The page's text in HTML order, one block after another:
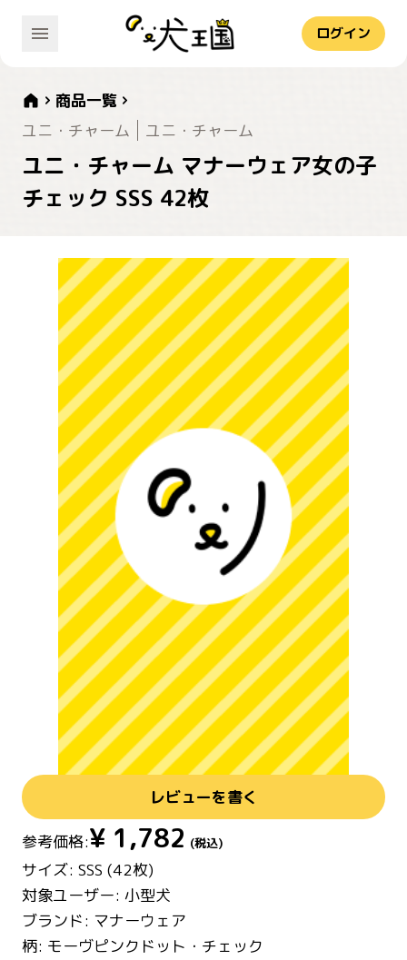
ログイン
商品一覧
ユニ・チャーム
ユニ・チャーム
ユニ・チャーム マナーウェア女の子
チェック SSS 42枚
レビューを書く
参考価格:¥ 1,782 (税込)
サイズ: SSS (42枚)
対象ユーザー: 小型犬
ブランド: マナーウェア
柄: モーヴピンクドット・チェック